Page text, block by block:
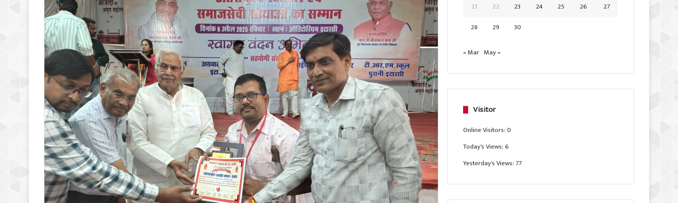
21 22 23 24 25 26
27
28
29 30
« Mar May »
Visitor
Online Visitors:0
Today's Views:6
Yesterday's Views: 77